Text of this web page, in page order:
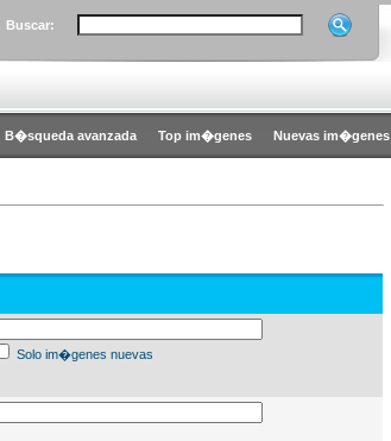
Buscar:
B�squeda avanzada Top im�genes Nuevas im�genes
Solo im�genes nuevas